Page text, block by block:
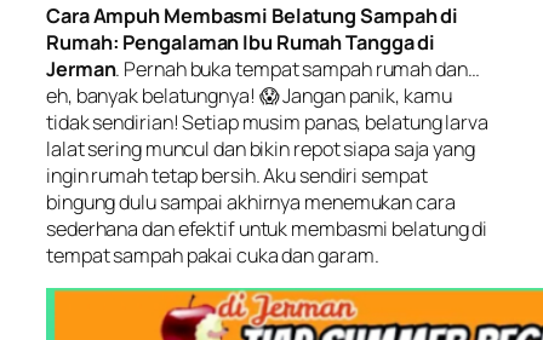
Cara Ampuh Membasmi Belatung Sampah di
Rumah: Pengalaman Ibu Rumah Tangga di
Jerman. Pernah buka tempat sampah rumah dan…
eh, banyak belatungnya! 😱 Jangan panik, kamu
tidak sendirian! Setiap musim panas, belatung larva
lalat sering muncul dan bikin repot siapa saja yang
ingin rumah tetap bersih. Aku sendiri sempat
bingung dulu sampai akhirnya menemukan cara
sederhana dan efektif untuk membasmi belatung di
tempat sampah pakai cuka dan garam.